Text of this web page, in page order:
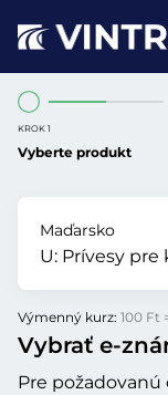
KROK 1
Vyberte produkt
Maďarsko
U: Prívesy pre
Výmenný kurz: 100 Ft
Vybrať e-
Pre